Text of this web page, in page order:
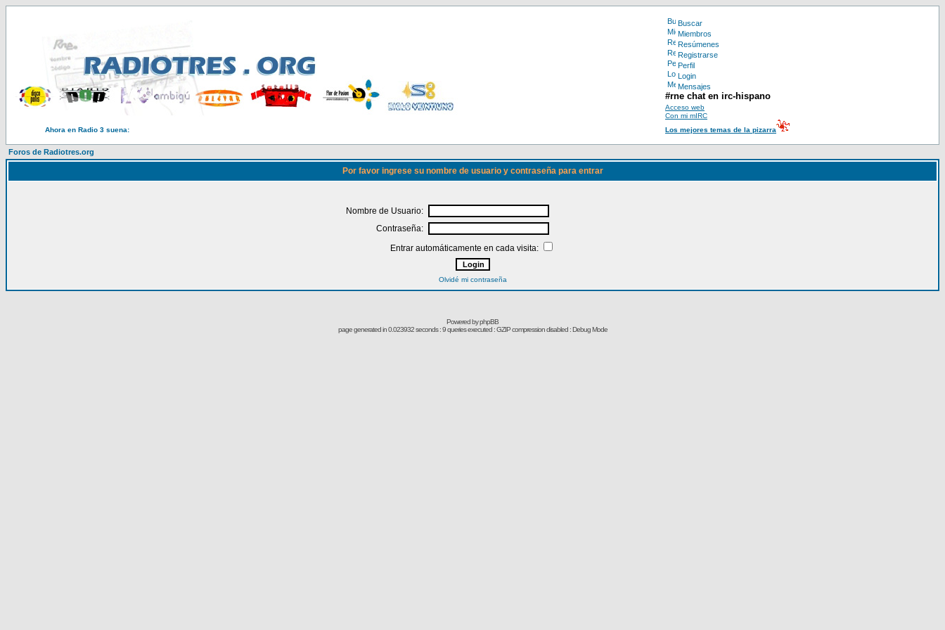
Buscar
Miembros
Resúmenes
Registrarse
Perfil
Login
Mensajes
#rne chat en irc-hispano
Acceso web
Con mi mIRC
Ahora en Radio 3 suena:
Los mejores temas de la pizarra
Foros de Radiotres.org
Por favor ingrese su nombre de usuario y contraseña para entrar
Nombre de Usuario:
Contraseña:
Entrar automáticamente en cada visita:
Olvidé mi contraseña
Powered byphpBB
page generated in 0.023932 seconds : 9 queries executed : GZIP compression disabled : Debug Mode